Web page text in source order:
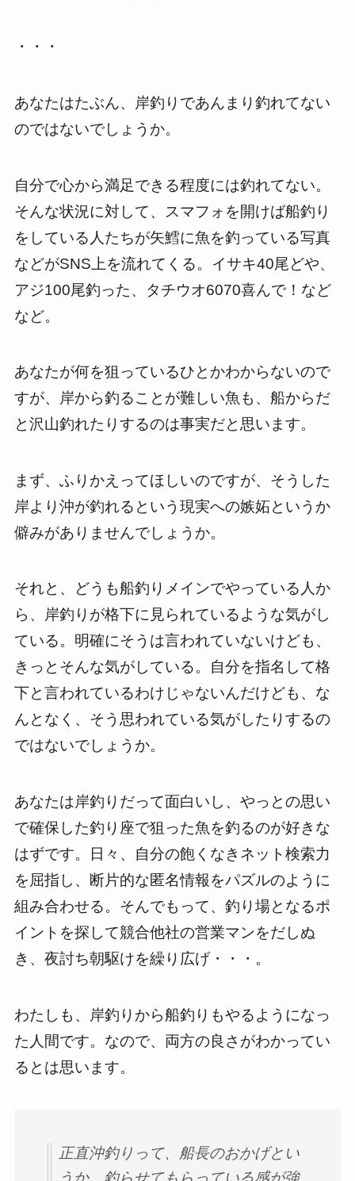
・・・
あなたはたぶん、岸釣りであんまり釣れてない
のではないでしょうか。
自分で心から満足できる程度には釣れてない。
そんな状況に対して、スマフォを開けば船釣り
をしている人たちが矢鱈に魚を釣っている写真
などがSNS上を流れてくる。イサキ40尾どや、
アジ100尾釣った、タチウオ6070喜んで！など
など。
あなたが何を狙っているひとかわからないので
すが、岸から釣ることが難しい魚も、船からだ
と沢山釣れたりするのは事実だと思います。
まず、ふりかえってほしいのですが、そうした
岸より沖が釣れるという現実への嫉妬というか
僻みがありませんでしょうか。
それと、どうも船釣りメインでやっている人か
ら、岸釣りが格下に見られているような気がし
ている。明確にそうは言われていないけども、
きっとそんな気がしている。自分を指名して格
下と言われているわけじゃないんだけども、な
んとなく、そう思われている気がしたりするの
ではないでしょうか。
あなたは岸釣りだって面白いし、やっとの思い
で確保した釣り座で狙った魚を釣るのが好きな
はずです。日々、自分の飽くなきネット検索力
を屈指し、断片的な匿名情報をパズルのように
組み合わせる。そんでもって、釣り場となるポ
イントを探して競合他社の営業マンをだしぬ
き、夜討ち朝駆けを繰り広げ・・・。
わたしも、岸釣りから船釣りもやるようになっ
た人間です。なので、両方の良さがわかってい
るとは思います。
正直沖釣りって、船長のおかげとい
うか、釣らせてもらっている感が強